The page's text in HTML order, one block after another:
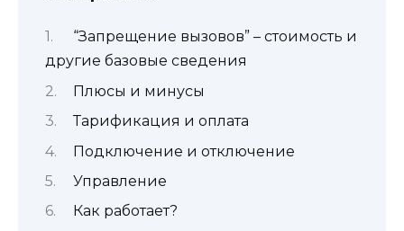
“Запрещение вызовов” – стоимость и
другие базовые сведения
Плюсы и минусы
Тарификация и оплата
Подключение и отключение
Управление
Как работает?